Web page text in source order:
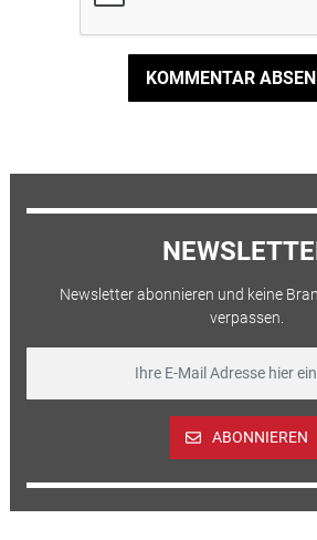
KOMMENTAR
Newsletter abonnieren und keine
verpassen.
ABONNIEREN